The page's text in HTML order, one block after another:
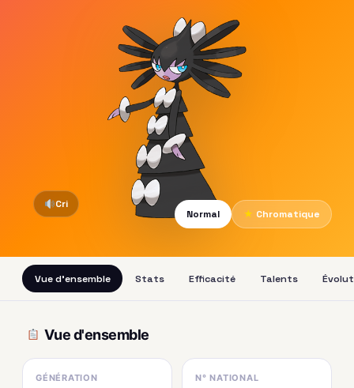
Cri
Normal
★ Chromatique
Vue d'ensemble Stats Efficacité Talents
Vue d'ensemble
GÉNÉRATION N° NATIONAL